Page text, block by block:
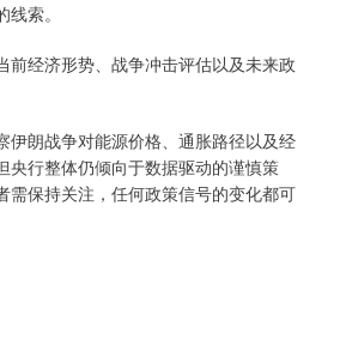
索。
经济形势、战争冲击评估以及未来政
朗战争对能源价格、通胀路径以及经
央行整体仍倾向于数据驱动的谨慎策
需保持关注，任何政策信号的变化都可